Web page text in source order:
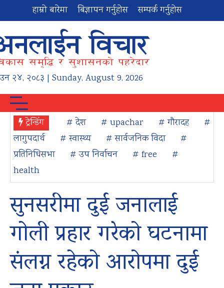
हाम्रो बारेमा बिज्ञापन गर्नुहोस सम्पर्क गर्नुहोस
२४, २०८३ | Sunday, August 9, 2026
ट्रेन्डिंग # देश # upachar # गौरादह
#
लागुपदार्थ
# स्वास्थ्य # सार्वजनिक विदा
#
प्रतिनिधिसभा
# उप निर्वाचन # free
#
health
सुनसरीमा दुई जनालाई
गोली प्रहार गरेको घटनामा
संलग्न रहेको आरोपमा दुई